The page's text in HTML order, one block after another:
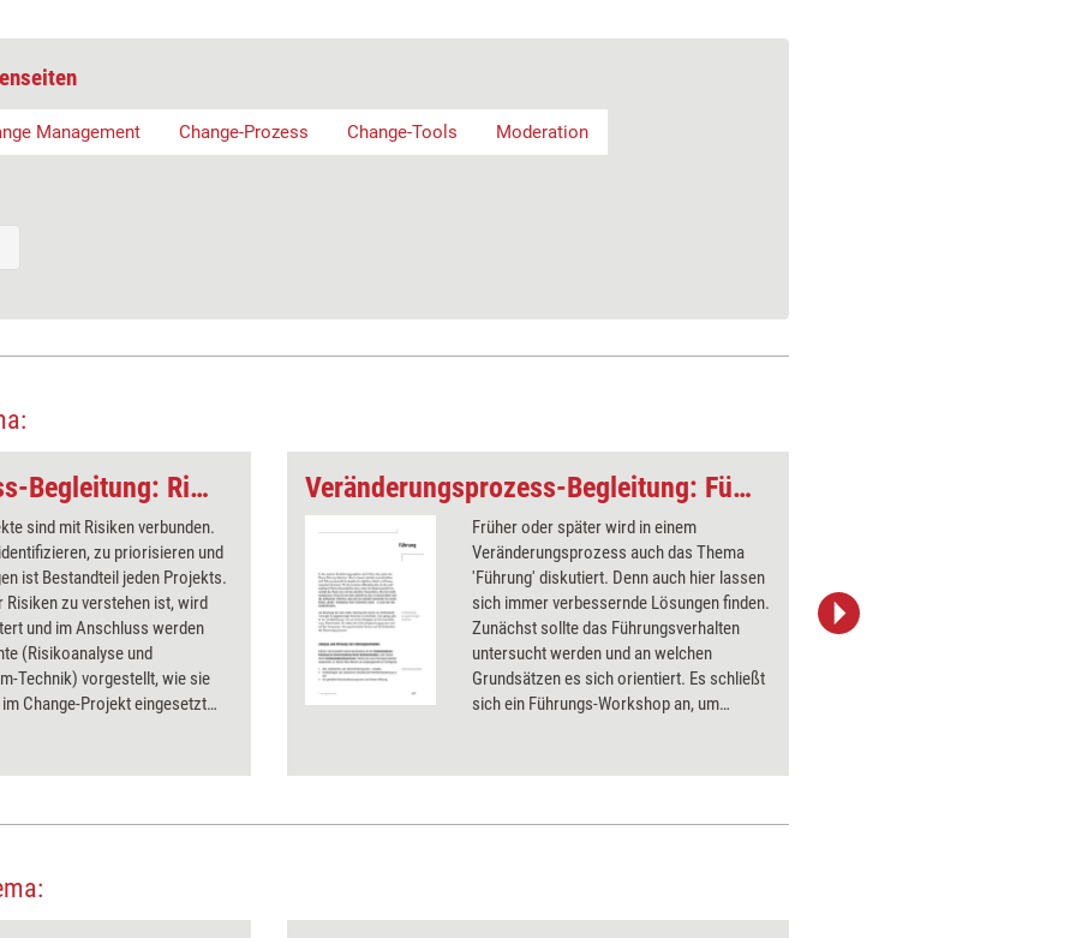
Management Change-Prozess Change-Tools Moderation
Veränderungsprozess-Begleitung: Risiken in Projekten
sind mit Risiken verbunden.
zu priorisieren und
ist Bestandteil jeden Projekts.
Risiken zu verstehen ist, wird
und im Anschluss werden
(Risikoanalyse und
Technik) vorgestellt, wie sie
Change-Projekt eingesetzt
Veränderungsprozess-Begleitung: Führung
Früher oder später wird in einem
Veränderungsprozess auch das Thema
'Führung' diskutiert. Denn auch hier lassen
sich immer verbessernde Lösungen finden.
Zunächst sollte das Führungsverhalten
untersucht werden und an welchen
Grundsätzen es sich orientiert. Es schließt
sich ein Führungs-Workshop an, um
ziehen.